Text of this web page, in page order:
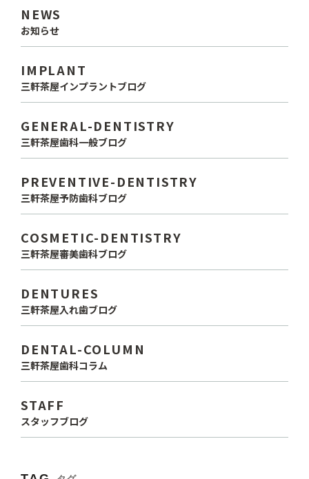
NEWS
お知らせ
IMPLANT
三軒茶屋インプラントブログ
GENERAL-DENTISTRY
三軒茶屋歯科一般ブログ
PREVENTIVE-DENTISTRY
三軒茶屋予防歯科ブログ
COSMETIC-DENTISTRY
三軒茶屋審美歯科ブログ
DENTURES
三軒茶屋入れ歯ブログ
DENTAL-COLUMN
三軒茶屋歯科コラム
STAFF
スタッフブログ